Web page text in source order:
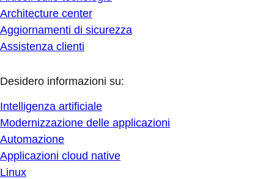
Architecture center
Aggiornamenti di sicurezza
Assistenza clienti
Desidero informazioni su:
Intelligenza artificiale
Modernizzazione delle applicazioni
Automazione
Applicazioni cloud native
Linux